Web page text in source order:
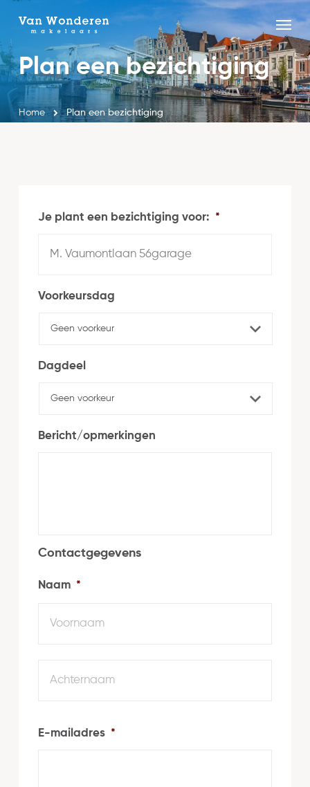
main
content
Menu
Plan een bezichtiging
Home Plan een bezichtiging
Je plant een bezichtiging voor: *
Voorkeursdag
Dagdeel
Bericht/opmerkingen
Contactgegevens
Naam *
E-mailadres *
Close
Menu